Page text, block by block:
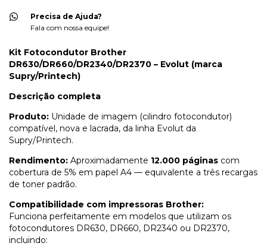
Precisa de Ajuda?
Fala com nossa equipe!
Kit Fotocondutor Brother
DR630/DR660/DR2340/DR2370 – Evolut (marca
Supry/Printech)
Descrição completa
Produto: Unidade de imagem (cilindro fotocondutor)
compatível, nova e lacrada, da linha Evolut da
Supry/Printech.
Rendimento: Aproximadamente 12.000 páginas com
cobertura de 5% em papel A4 — equivalente a três recargas
de toner padrão.
Compatibilidade com impressoras Brother:
Funciona perfeitamente em modelos que utilizam os
fotocondutores DR630, DR660, DR2340 ou DR2370,
incluindo: